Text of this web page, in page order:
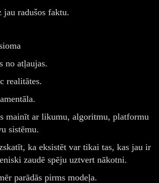
jau radušos faktu.
no atļaujas.
realitātes.
mainīt ar likumu, algoritmu, platformu
sistēmu.
ka eksistēt var tikai tas, kas jau ir
zaudē spēju uztvert nākotni.
parādās pirms modeļa.